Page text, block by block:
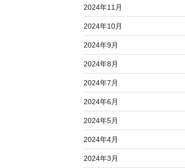
2024年11月
2024年10月
2024年9月
2024年8月
2024年7月
2024年6月
2024年5月
2024年4月
2024年3月